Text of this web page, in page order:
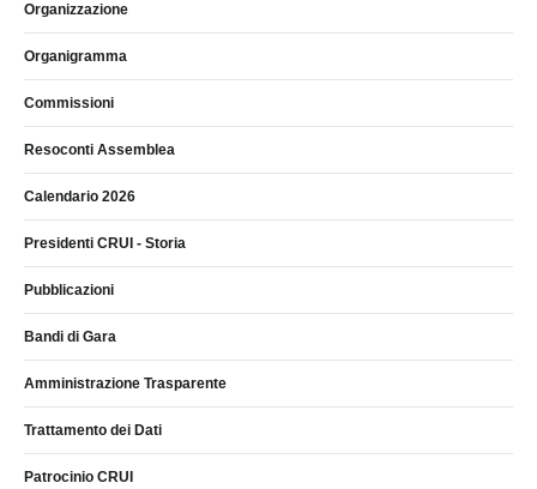
Organizzazione
Organigramma
Commissioni
Resoconti Assemblea
Calendario 2026
Presidenti CRUI - Storia
Pubblicazioni
Bandi di Gara
Amministrazione Trasparente
Trattamento dei Dati
Patrocinio CRUI